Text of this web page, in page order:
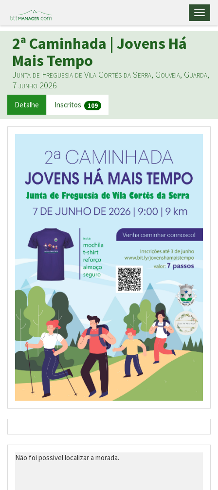
2ª Caminhada | Jovens Há
Mais Tempo
Junta de Freguesia de Vila Cortês da Serra, Gouveia, Guarda,
7 junho 2026
Detalhe Inscritos 109
Não foi possivel localizar a morada.